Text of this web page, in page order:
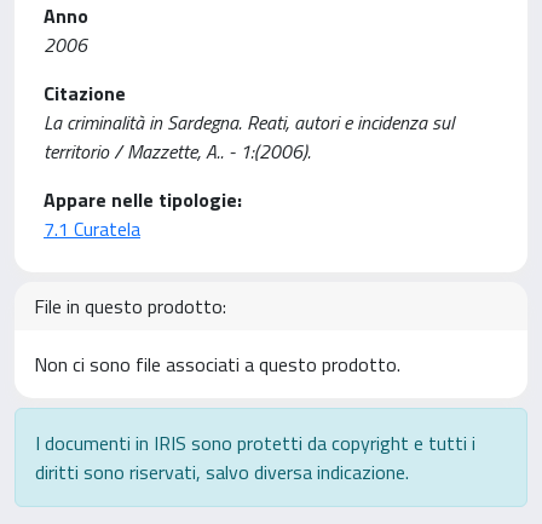
Anno
2006
Citazione
La criminalità in Sardegna. Reati, autori e incidenza sul
territorio / Mazzette, A.. - 1:(2006).
Appare nelle tipologie:
7.1 Curatela
File in questo prodotto:
Non ci sono file associati a questo prodotto.
I documenti in IRIS sono protetti da copyright e tutti i
diritti sono riservati, salvo diversa indicazione.